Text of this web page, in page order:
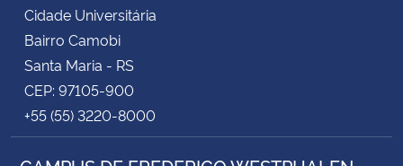
Cidade Universitária
Bairro Camobi
Santa Maria - RS
CEP: 97105-900
+55 (55) 3220-8000